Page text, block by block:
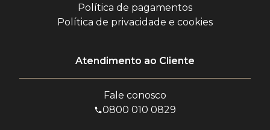
Política de pagamentos
Política de privacidade e cookies
Atendimento ao Cliente
Fale conosco
0800 010 0829